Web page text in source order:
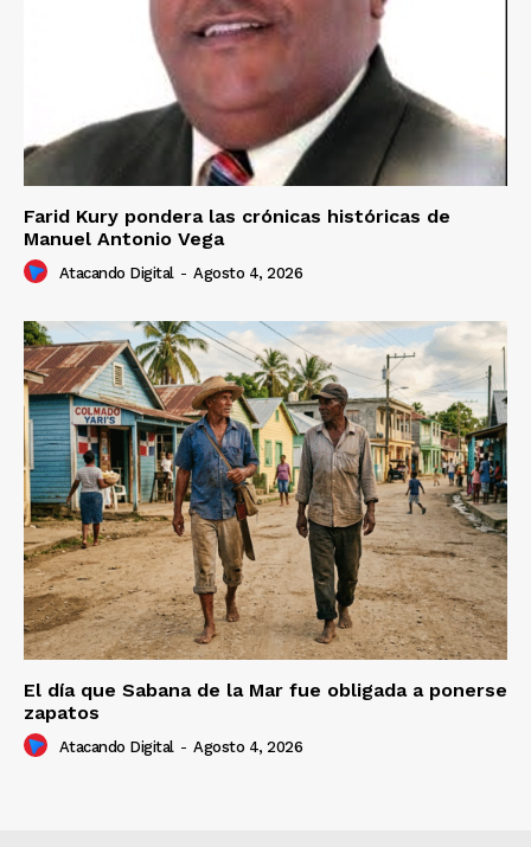
Farid Kury pondera las crónicas históricas de
Manuel Antonio Vega
Atacando Digital - Agosto 4, 2026
El día que Sabana de la Mar fue obligada a ponerse
zapatos
Atacando Digital - Agosto 4, 2026